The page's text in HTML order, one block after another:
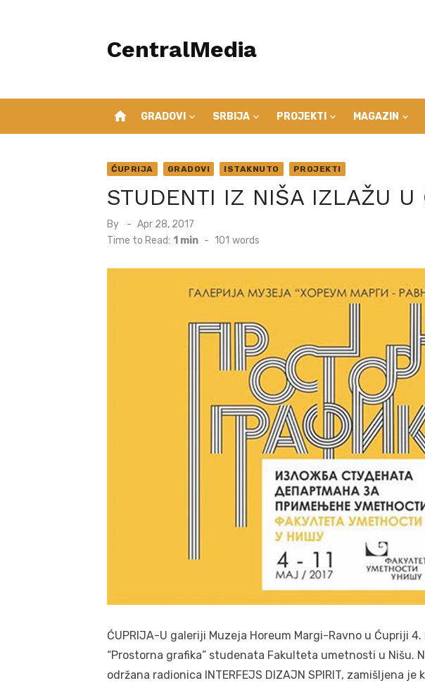
CentralMedia
home GRADOVI SRBIJA PROJEKTI MAGAZIN
ĆUPRIJA GRADOVI ISTAKNUTO PROJEKTI
STUDENTI IZ NIŠA IZLAŽU U
By
Posted
on
Apr 28, 2017
Time to Read: 1 min - 101 words
ĆUPRIJA-U galeriji Muzeja Horeum Margi-Ravno u Ćupriji
“Prostorna grafika” studenata Fakulteta umetnosti u Nišu.
održana radionica INTERFEJS DIZAJN SPIRIT, zamišljena je